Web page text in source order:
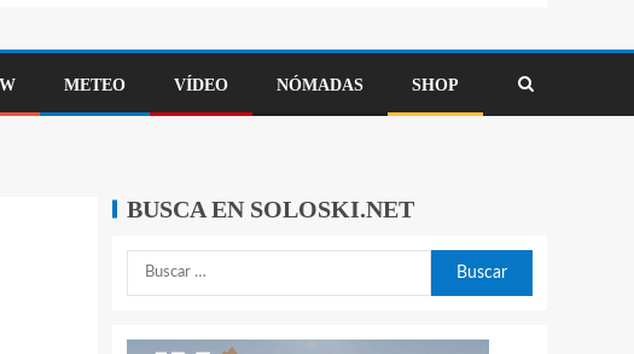
METEO VÍDEO NÓMADAS SHOP
BUSCA EN SOLOSKI.NET